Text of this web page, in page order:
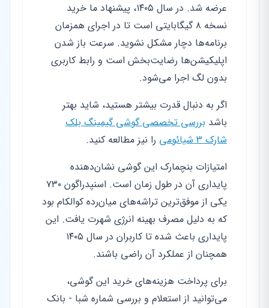
عرضه شد. در سال ۱۴۰۵، پیشنهاد ما خرید
نسخه ۸ گیگابایتی است تا در اجرای همزمان
برنامه‌ها دچار مشکل نشوید. سرعت باز شدن
اپلیکیشن‌ها رضایت‌بخش است و رابط کاربری
بدون لگ اجرا می‌شود.
اگر به دنبال قدرت بیشتر هستید، شاید بهتر
باشد بررسی تخصصی گوشی گیمینگ بلک
شارک 3 شیائومی
را نیز مطالعه کنید.
امتیازات بنچمارک این گوشی نشان‌دهنده
پایداری آن در طول زمان است. اسنپدراگون ۷۳۰
یکی از موفق‌ترین تراشه‌های میان‌رده کوالکام بود
که به دلیل مصرف بهینه انرژی شهرت یافت. این
پایداری باعث شده تا کاربران در سال ۱۴۰۵
همچنان از عملکرد آن راضی باشند.
برای پرداخت هزینه‌های خرید این گوشی،
می‌توانید از استعلام و بررسی شماره شبا - بانک